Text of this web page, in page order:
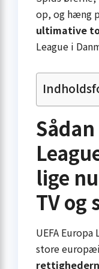
op, og hæng
ultimative
League i
lige
TV og
UEFA
store